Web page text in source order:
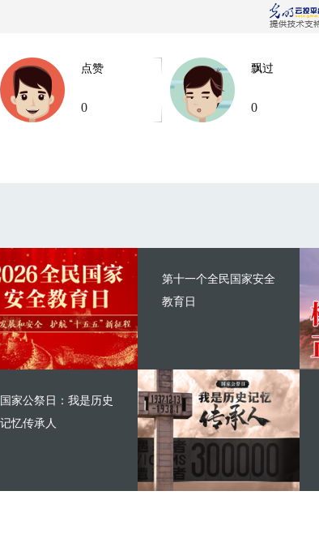
点赞
0
飘过
0
第十一个全民国家安全
教育日
国家公祭日：我是历史
记忆传承人